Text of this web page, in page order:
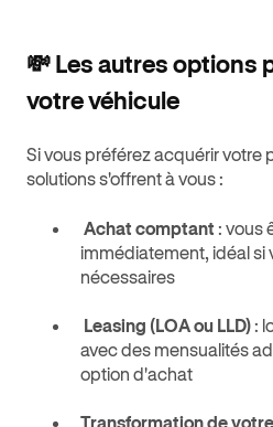
💸 Les autres options
votre véhicule
Si vous préférez acquérir votre
solutions s'offrent à vous :
Achat comptant : vous
immédiatement, idéal si
nécessaires
Leasing (LOA ou LLD):
avec des mensualités
option d'achat
Transformation de